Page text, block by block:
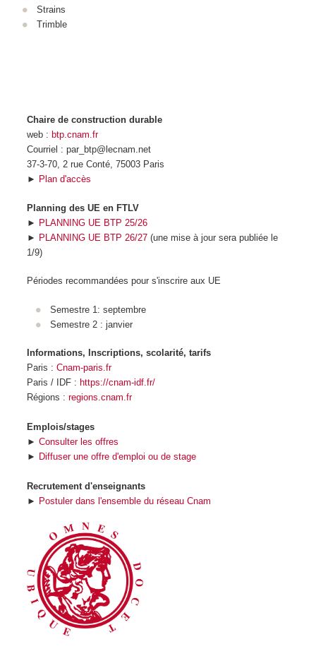
Strains
Trimble
Chaire de construction durable
web : btp.cnam.fr
Courriel : par_btp@lecnam.net
37-3-70, 2 rue Conté, 75003 Paris
► Plan d'accès
Planning des UE en FTLV
► PLANNING UE BTP 25/26
► PLANNING UE BTP 26/27 (une mise à jour sera publiée le
1/9)
Périodes recommandées pour s'inscrire aux UE
Semestre 1: septembre
Semestre 2 : janvier
Informations, Inscriptions, scolarité, tarifs
Paris : Cnam-paris.fr
Paris / IDF : https://cnam-idf.fr/
Régions : regions.cnam.fr
Emplois/stages
► Consulter les offres
► Diffuser une offre d'emploi ou de stage
Recrutement d'enseignants
► Postuler dans l'ensemble du réseau Cnam